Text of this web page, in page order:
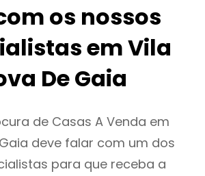
os nossos
em Vila
De Gaia
de Casas A Venda em
deve falar com um dos
para que receba a